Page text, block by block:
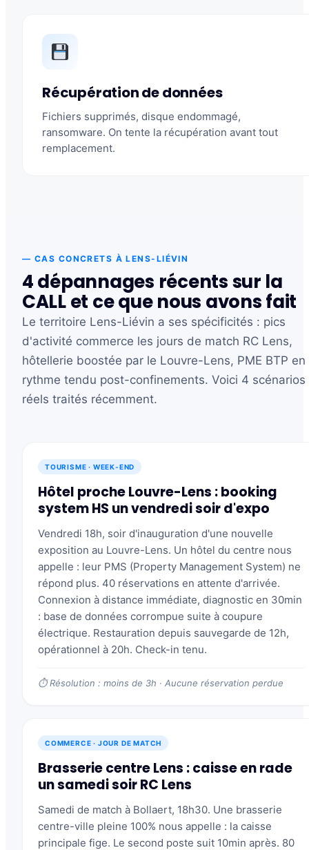
Récupération de données
Fichiers supprimés, disque endommagé,
ransomware. On tente la récupération avant tout
remplacement.
— CAS CONCRETS À LENS-LIÉVIN
4 dépannages récents sur la
CALL et ce que nous avons fait
Le territoire Lens-Liévin a ses spécificités : pics
d'activité commerce les jours de match RC Lens,
hôtellerie boostée par le Louvre-Lens, PME BTP en
rythme tendu post-confinements. Voici 4 scénarios
réels traités récemment.
TOURISME · WEEK-END
Hôtel proche Louvre-Lens : booking
system HS un vendredi soir d'expo
Vendredi 18h, soir d'inauguration d'une nouvelle
exposition au Louvre-Lens. Un hôtel du centre nous
appelle : leur PMS (Property Management System) ne
répond plus. 40 réservations en attente d'arrivée.
Connexion à distance immédiate, diagnostic en 30min
: base de données corrompue suite à coupure
électrique. Restauration depuis sauvegarde de 12h,
opérationnel à 20h. Check-in tenu.
⏱ Résolution : moins de 3h · Aucune réservation perdue
COMMERCE · JOUR DE MATCH
Brasserie centre Lens : caisse en rade
un samedi soir RC Lens
Samedi de match à Bollaert, 18h30. Une brasserie
centre-ville pleine 100% nous appelle : la caisse
principale fige. Le second poste suit 10min après. 80